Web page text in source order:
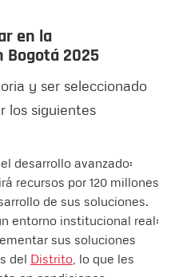
en la
Bogotá 2025
y ser seleccionado
los siguientes
desarrollo avanzado:
recursos por 120 millones
de sus soluciones.
entorno institucional real:
sus soluciones
del Distrito, lo que les